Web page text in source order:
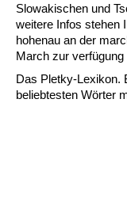
Slowakischen und
weitere Infos stehen
hohenau an der
March zur verfügung
Das Pletky-Lexikon.
beliebtesten Wörter